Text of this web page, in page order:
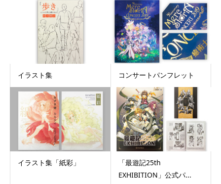
イラスト集 コンサートパンフレット
イラスト集「紙彩」
「最遊記25th
EXHIBITION」公式パ...